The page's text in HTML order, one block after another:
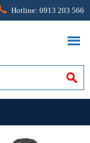
Hotline: 0913 203 566